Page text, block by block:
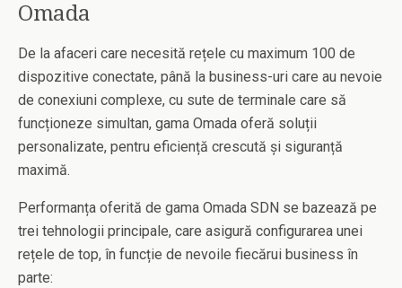
Omada
De la afaceri care necesită rețele cu maximum 100 de
dispozitive conectate, până la business-uri care au nevoie
de conexiuni complexe, cu sute de terminale care să
funcționeze simultan, gama Omada oferă soluții
personalizate, pentru eficiență crescută și siguranță
maximă.
Performanța oferită de gama Omada SDN se bazează pe
trei tehnologii principale, care asigură configurarea unei
rețele de top, în funcție de nevoile fiecărui business în
parte: